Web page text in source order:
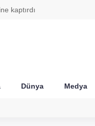
kaptırdı
Dünya Medya